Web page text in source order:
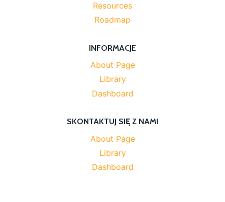
Resources
Roadmap
INFORMACJE
About Page
Library
Dashboard
SKONTAKTUJ SIĘ Z NAMI
About Page
Library
Dashboard